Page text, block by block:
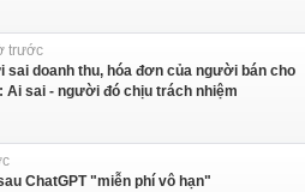
trước
sai doanh thu, hóa đơn của người bán cho
Ai sai - người đó chịu trách nhiệm
ChatGPT "miễn phí vô hạn"